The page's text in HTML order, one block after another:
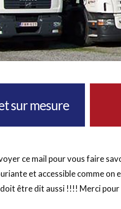
sur mesure
ce mail pour vous faire
et accessible comme
être dit aussi !!!! Merci